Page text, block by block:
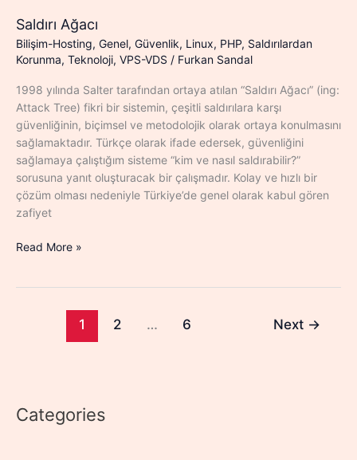
Saldırı Ağacı
Bilişim-Hosting, Genel, Güvenlik, Linux, PHP, Saldırılardan
Korunma, Teknoloji, VPS-VDS / Furkan Sandal
1998 yılında Salter tarafından ortaya atılan “Saldırı Ağacı” (ing:
Attack Tree) fikri bir sistemin, çeşitli saldırılara karşı
güvenliğinin, biçimsel ve metodolojik olarak ortaya konulmasını
sağlamaktadır. Türkçe olarak ifade edersek, güvenliğini
sağlamaya çalıştığım sisteme “kim ve nasıl saldırabilir?”
sorusuna yanıt oluşturacak bir çalışmadır. Kolay ve hızlı bir
çözüm olması nedeniyle Türkiye’de genel olarak kabul gören
zafiyet
Saldırı
Read More »
1 2 … 6 Next →
Categories